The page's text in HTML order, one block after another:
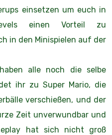
einsetzen um euch in
einen Vorteil zu
in den Minispielen auf der
alle noch die selbe
ihr zu Super Mario, die
verschießen, und der
Zeit unverwundbar und
hat sich nicht groß